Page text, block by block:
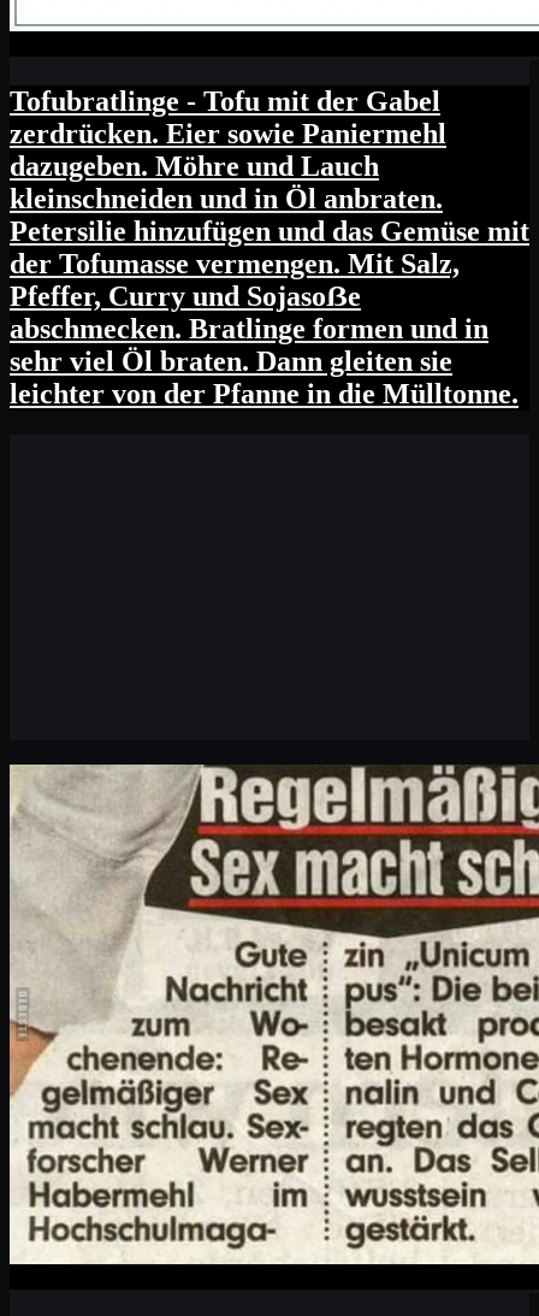
Tofubratlinge - Tofu mit der Gabel
zerdrücken. Eier sowie Paniermehl
dazugeben. Möhre und Lauch
kleinschneiden und in Öl anbraten.
Petersilie hinzufügen und das Gemüse mit
der Tofumasse vermengen. Mit Salz,
Pfeffer, Curry und Sojasoẞe
abschmecken. Bratlinge formen und in
sehr viel Öl braten. Dann gleiten sie
leichter von der Pfanne in die Mülltonne.